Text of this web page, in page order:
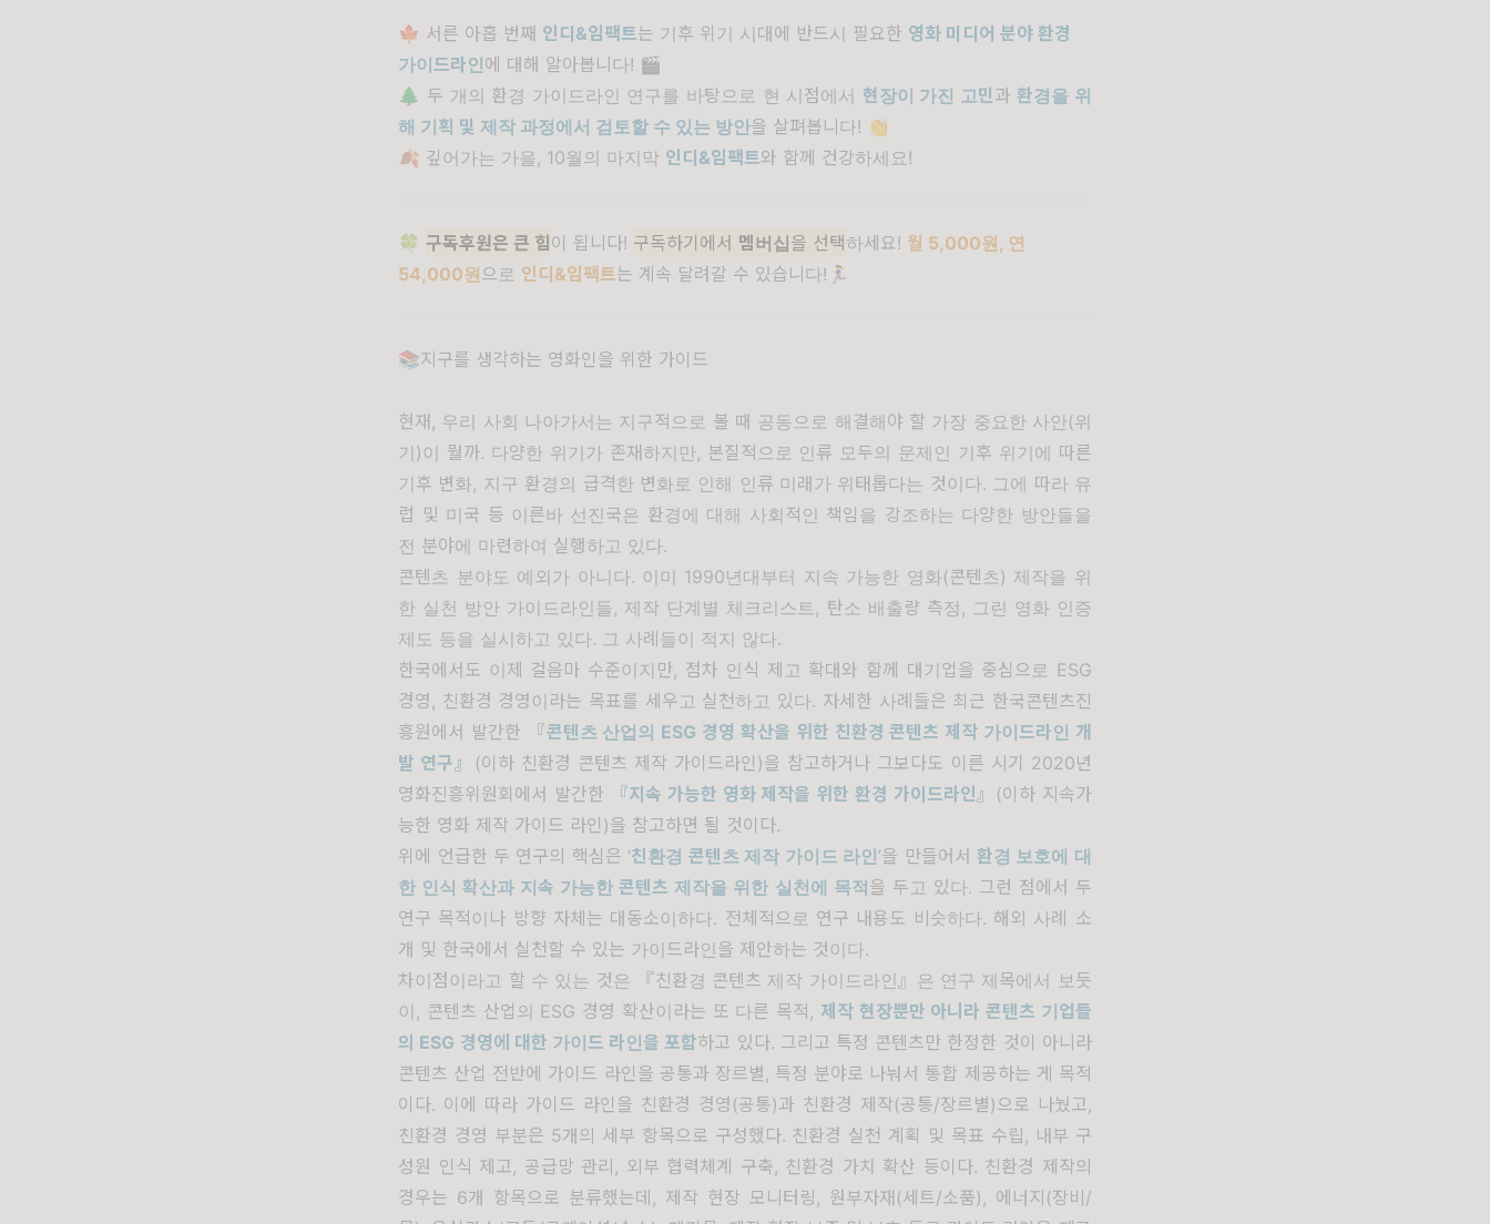
🍁 서른 아홉 번째 인디&임팩트는 기후 위기 시대에 반드시 필요한 영화 미디어 분야 환경
가이드라인에 대해 알아봅니다! 🎬
🌲 두 개의 환경 가이드라인 연구를 바탕으로 현 시점에서 현장이 가진 고민과환경을 위
해 기획 및 제작 과정에서 검토할 수 있는 방안을 살펴봅니다! 👏
🍂 깊어가는 가을, 10월의 마지막 인디&임팩트와 함께 건강하세요!
🍀구독후원은 큰 힘이 됩니다! 구독하기에서 멤버십 을 선택하세요! 월 5,000원, 연
54,000원 으로 인디&임팩트는 계속 달려갈 수 있습니다!🏃‍♀️
📚지구를 생각하는 영화인을 위한 가이드
현재 , 우리 사회 나아가서는 지구적으로 볼 때 공동으로 해결해야 할 가장 중요한 사안(위
기) 이 뭘까. 다양한 위기가 존재하지만, 본질적으로 인류 모두의 문제인 기후 위기에 따른
기후 변화, 지구 환경의 급격한 변화로 인해 인류 미래가 위태롭다는 것이다. 그에 따라 유
럽 및 미국 등 이른바 선진국은 환경에 대해 사회적인 책임을 강조하는 다양한 방안들을
전 분야에 마련하여 실행하고 있다.
콘텐츠 분야도 예외가 아니다. 이미 1990년대부터 지속 가능한 영화(콘텐츠) 제작을 위
한 실천 방안 가이드라인들 , 제작 단계별 체크리스트, 탄소 배출량 측정 , 그린 영화 인증
제도 등을 실시하고 있다. 그 사례들이 적지 않다.
한국에서도 이제 걸음마 수준이지만, 점차 인식 제고 확대와 함께 대기업을 중심으로 ESG
경영 , 친환경 경영이라는 목표를 세우고 실천하고 있다. 자세한 사례들은 최근 한국콘텐츠진
흥원에서 발간한
『콘텐츠 산업의 ESG 경영 확산을 위한 친환경 콘텐츠 제작 가이드라인 개
발 연구』 (이하 친환경 콘텐츠 제작 가이드라인)을 참고하거나 그보다도 이른 시기 2020년
영화진흥위원회에서 발간한
『지속 가능한 영화 제작을 위한 환경 가이드라인』 (이하 지속가
능한 영화 제작 가이드 라인 )을 참고하면 될 것이다.
위에 언급한 두 연구의 핵심은 ‘친환경 콘텐츠 제작 가이드 라인’을 만들어서 환경 보호에 대
한 인식 확산과 지속 가능한 콘텐츠 제작을 위한 실천에 목적 을 두고 있다. 그런 점에서 두
연구 목적이나 방향 자체는 대동소이하다. 전체적으로 연구 내용도 비슷하다. 해외 사례 소
개 및 한국에서 실천할 수 있는 가이드라인을 제안하는 것이다.
차이점이라고 할 수 있는 것은
『친환경 콘텐츠 제작 가이드라인』 은 연구 제목에서 보듯
이, 콘텐츠 산업의 ESG 경영 확산이라는 또 다른 목적, 제작 현장뿐만 아니라 콘텐츠 기업들
의 ESG 경영에 대한 가이드 라인을 포함하고 있다. 그리고 특정 콘텐츠만 한정한 것이 아니라
콘텐츠 산업 전반에 가이드 라인을 공통과 장르별, 특정 분야로 나눠서 통합 제공하는 게 목적
이다. 이에 따라 가이드 라인을 친환경 경영(공통)과 친환경 제작(공통/장르별)으로 나눴고,
친환경 경영 부분은 5개의 세부 항목으로 구성했다. 친환경 실천 계획 및 목표 수립, 내부 구
성원 인식 제고, 공급망 관리, 외부 협력체계 구축, 친환경 가치 확산 등이다. 친환경 제작의
경우는 6개 항목으로 분류했는데, 제작 현장 모니터링, 원부자재(세트/소품), 에너지(장비/